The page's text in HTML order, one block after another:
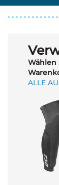
Wählen
ALLE